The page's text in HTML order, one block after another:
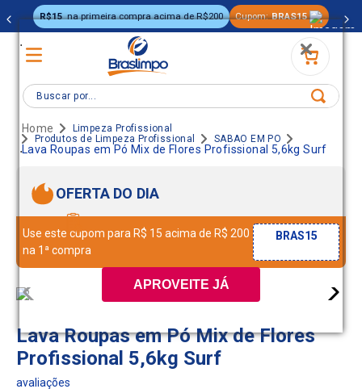
.
.
APROVEITE JÁ
R$15 na primeira compra acima de R$200 Cupom: BRAS15
Buscar por...
Limpeza Profissional
Produtos de Limpeza Profissional
SABAO EM PO
Lava Roupas em Pó Mix de Flores Profissional 5,6kg Surf
OFERTA DO DIA
Use este cupom para R$ 15 acima de R$ 200
na 1ª compra
BRAS15
Lava Roupas em Pó Mix de Flores
Profissional 5,6kg Surf